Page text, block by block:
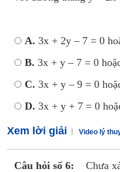
A. 3x + 2y – 7 = 0
B. 3x + y – 7 = 0
C. 3x + y – 9 = 0
D. 3x + y + 7 = 0
Xem lời giải Video lý
Câu hỏi số 6:
Chưa